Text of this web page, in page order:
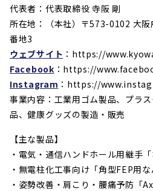
代表者：代表取締役 寺阪 剛
所在地：（本社）〒573-0102 大
番地3
ウェブサイト ：https://
Facebook ：https://
Instagram ：https://
事業内容：工業用ゴム製品、プラ
品、健康グッズの製造・販売
【主な製品】
・電気・通信ハンドホール用継手「
・無電柱化工事向け「角型FEP用な
・姿勢改善・肩こり・腰痛予防「